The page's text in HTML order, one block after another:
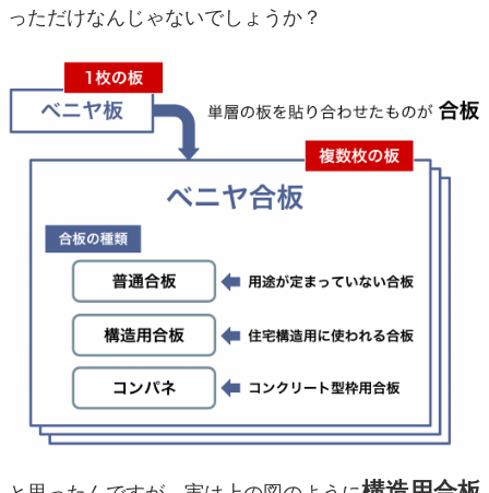
っただけなんじゃないでしょうか？